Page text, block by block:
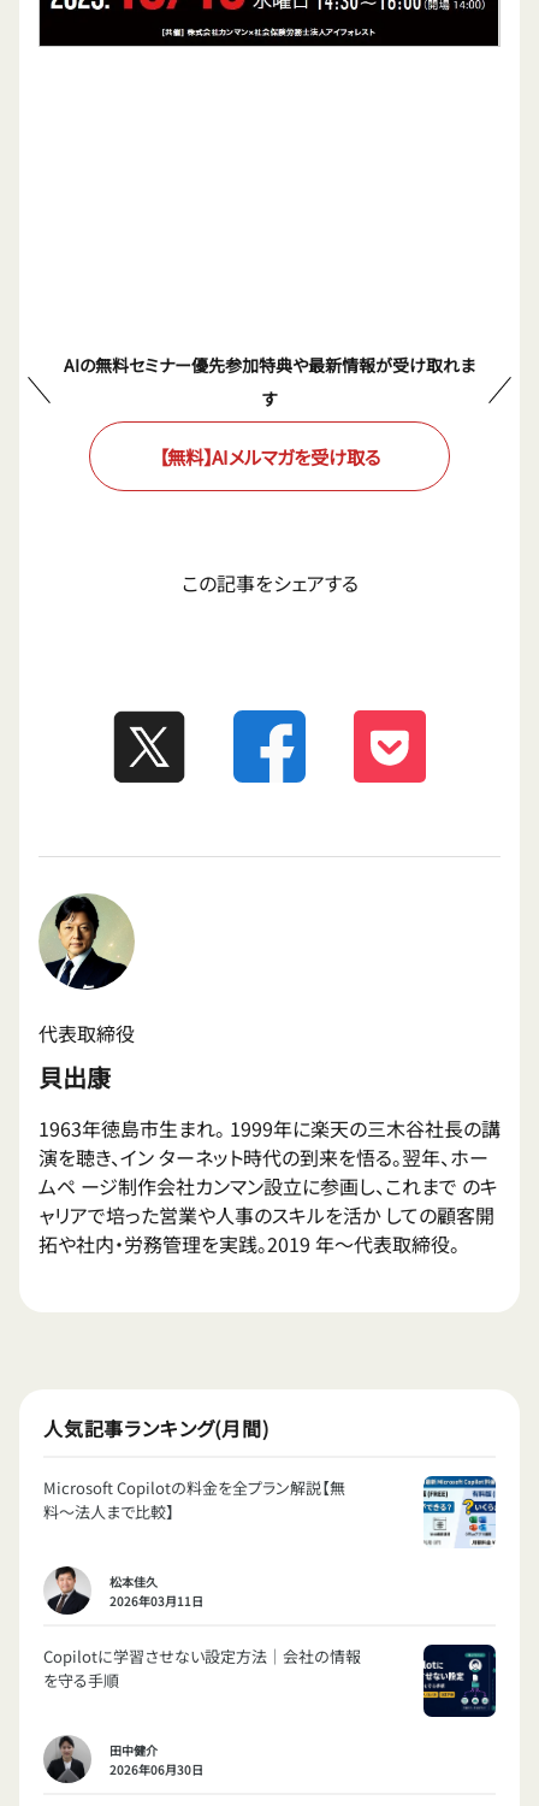
AIの無料セミナー優先参加特典や最新情報が受け取れま
す
【無料】AIメルマガを受け取る
この記事をシェアする
代表取締役
貝出康
1963年徳島市生まれ。 1999年に楽天の三木谷社長の講
演を聴き、イン ターネット時代の到来を悟る。翌年、ホー
ムペ ージ制作会社カンマン設立に参画し、これまで のキ
ャリアで培った営業や人事のスキルを活か しての顧客開
拓や社内・労務管理を実践。2019 年〜代表取締役。
人気記事ランキング(月間)
Microsoft Copilotの料金を全プラン解説【無
料〜法人まで比較】
松本佳久
2026年03月11日
Copilotに学習させない設定方法｜会社の情報
を守る手順
田中健介
2026年06月30日